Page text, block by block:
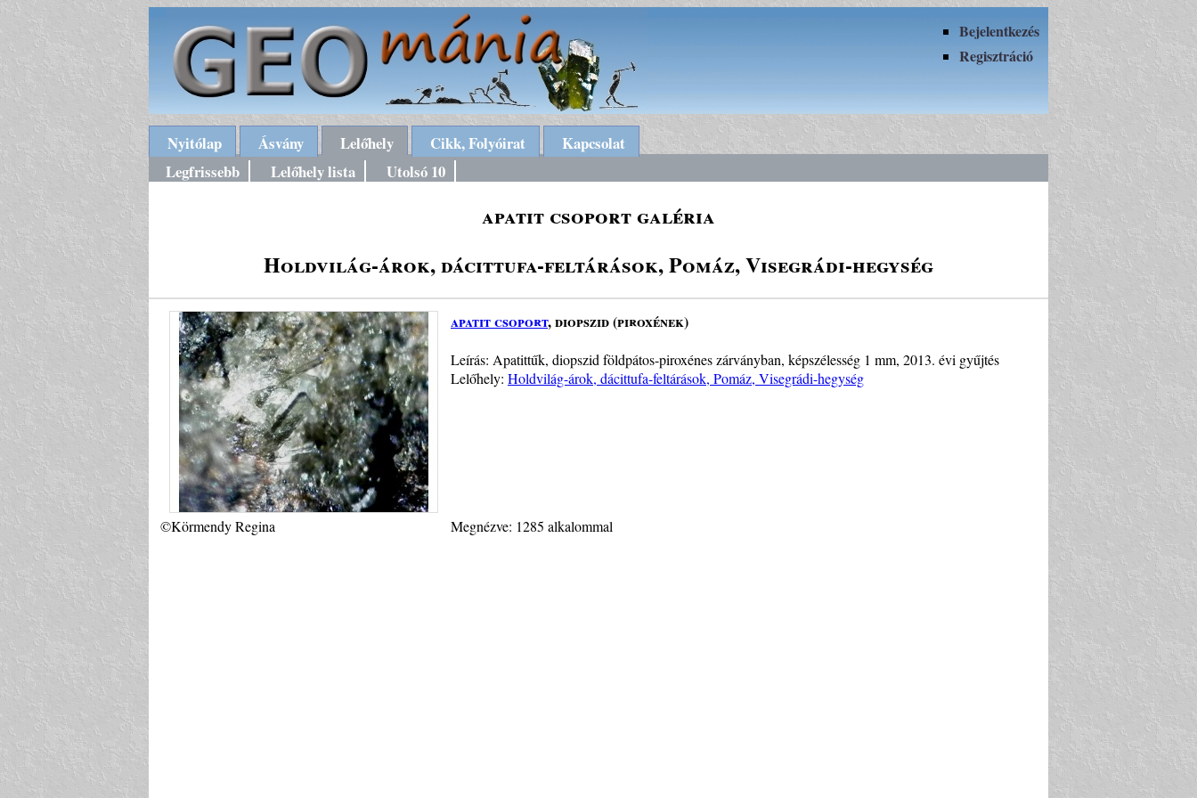
Bejelentkezés
Regisztráció
Nyitólap Ásvány Lelőhely Cikk, Folyóirat
Kapcsolat
Legfrissebb
Lelőhely lista Utolsó 10
apatit csoport galéria
Holdvilág-árok, dácittufa-feltárások, Pomáz, Visegrádi-hegység
apatit csoport, diopszid (piroxének)
Leírás: Apatittűk, diopszid földpátos-piroxénes zárványban, képszélesség 1 mm, 2013. évi gyűjtés
Lelőhely: Holdvilág-árok, dácittufa-feltárások, Pomáz, Visegrádi-hegység
©Körmendy Regina Megnézve: 1285 alkalommal